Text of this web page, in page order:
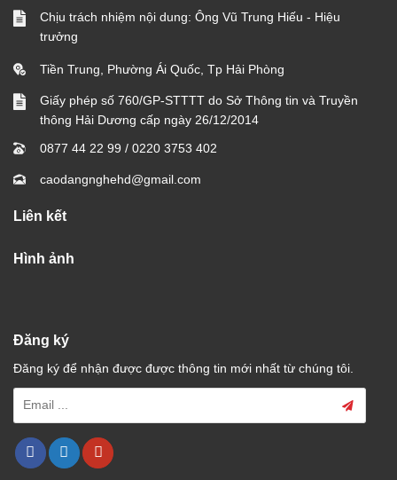
Chịu trách nhiệm nội dung: Ông Vũ Trung Hiếu - Hiệu
trưởng
Tiền Trung, Phường Ái Quốc, Tp Hải Phòng
Giấy phép số 760/GP-STTTT do Sở Thông tin và Truyền
thông Hải Dương cấp ngày 26/12/2014
0877 44 22 99 / 0220 3753 402
caodangnghehd@gmail.com
Liên kết
Hình ảnh
Đăng ký
Đăng ký để nhận được được thông tin mới nhất từ chúng tôi.